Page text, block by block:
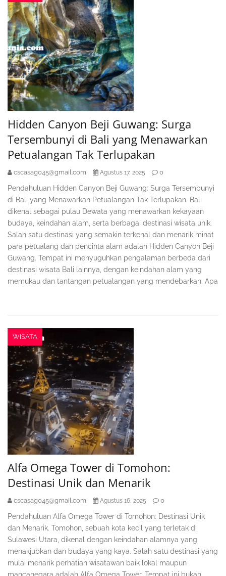
Hidden Canyon Beji Guwang: Surga
Tersembunyi di Bali yang Menawarkan
Petualangan Tak Terlupakan
cscasag045@gmail.com Agustus 17, 2025 0
Pendahuluan Hidden Canyon Beji Guwang: Surga Tersembunyi
di Bali yang Menawarkan Petualangan Tak Terlupakan. Bali
dikenal sebagai pulau Dewata yang menawarkan kekayaan
budaya, keindahan alam, serta berbagai destinasi wisata unik.
Salah satu destinasi yang semakin terkenal dan menarik minat
para petualang dan pencinta alam adalah Hidden Canyon Beji
Guwang. Tempat ini menyuguhkan pengalaman berbeda dari
destinasi wisata Bali lainnya, dengan keindahan alam yang
memukau dan tantangan petualangan yang mendebarkan. Apa
WISATA
Alfa Omega Tower di Tomohon:
Destinasi Unik dan Menarik
cscasag045@gmail.com Agustus 16, 2025 0
Pendahuluan Alfa Omega Tower di Tomohon: Destinasi Unik
dan Menarik. Tomohon, sebuah kota kecil yang terletak di
Sulawesi Utara, dikenal dengan keindahan alamnya yang
menakjubkan dan budaya yang kaya. Salah satu destinasi yang
mulai menarik perhatian wisatawan baik lokal maupun